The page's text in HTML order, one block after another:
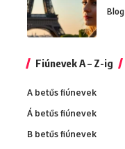
Blog
Fiúnevek A – Z-ig
A betűs fiúnevek
Á betűs fiúnevek
B betűs fiúnevek